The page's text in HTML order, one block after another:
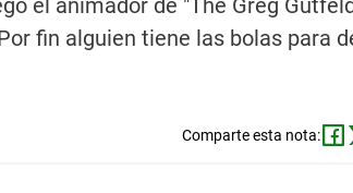
el animador de "The Greg
fin alguien tiene las bolas para
Comparte esta nota: